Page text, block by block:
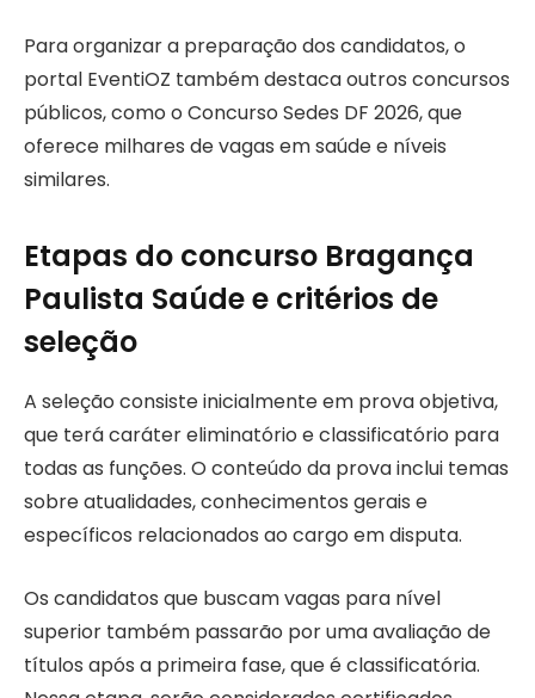
Para organizar a preparação dos candidatos, o
portal EventiOZ também destaca outros concursos
públicos, como o Concurso Sedes DF 2026, que
oferece milhares de vagas em saúde e níveis
similares.
Etapas do concurso Bragança
Paulista Saúde e critérios de
seleção
A seleção consiste inicialmente em prova objetiva,
que terá caráter eliminatório e classificatório para
todas as funções. O conteúdo da prova inclui temas
sobre atualidades, conhecimentos gerais e
específicos relacionados ao cargo em disputa.
Os candidatos que buscam vagas para nível
superior também passarão por uma avaliação de
títulos após a primeira fase, que é classificatória.